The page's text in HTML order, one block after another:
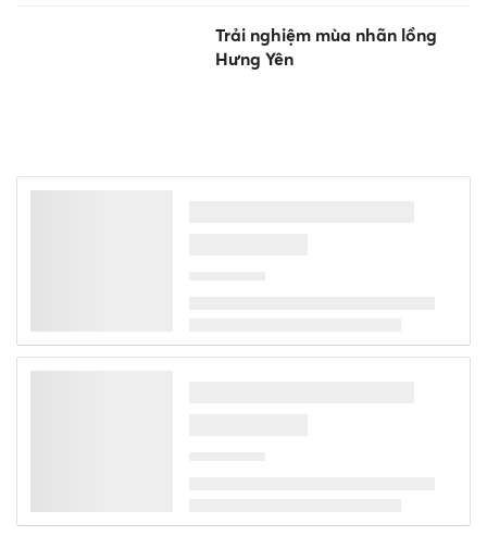
Trải nghiệm mùa nhãn lồng
Hưng Yên